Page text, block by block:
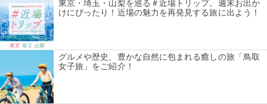
東京・埼玉・山梨を巡る＃近場トリップ。週末お出か
けにぴったり！近場の魅力を再発見する旅に出よう！
グルメや歴史、豊かな自然に包まれる癒しの旅「鳥取
女子旅」をご紹介！